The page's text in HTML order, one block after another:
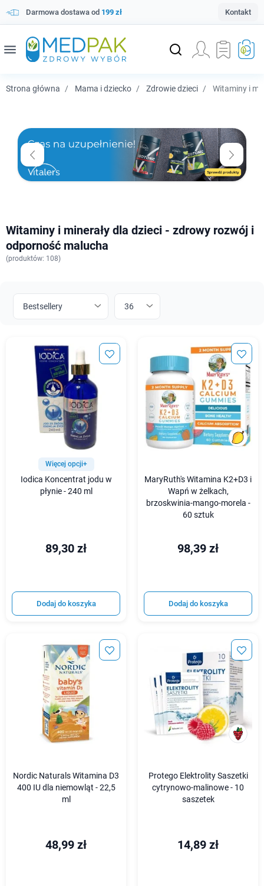
Darmowa dostawa od 199 zł Kontakt
menu
Strona główna Mama i dziecko Zdrowie dzieci Witaminy i
Witaminy i minerały dla dzieci - zdrowy rozwój i
odporność malucha
(produktów: 108)
Więcej opcji+
Iodica Koncentrat jodu w
płynie - 240 ml
89,30 zł
Dodaj do koszyka
MaryRuth's Witamina K2+D3 i
Wapń w żelkach,
brzoskwinia-mango-morela -
60 sztuk
98,39 zł
Dodaj do koszyka
Nordic Naturals Witamina D3
400 IU dla niemowląt - 22,5
ml
48,99 zł
Protego Elektrolity Saszetki
cytrynowo-malinowe - 10
saszetek
14,89 zł